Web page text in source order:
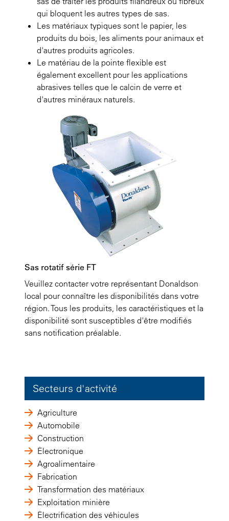
qui bloquent les autres types de sas.
Les matériaux typiques sont le papier, les
produits du bois, les aliments pour animaux et
d'autres produits agricoles.
Le matériau de la pointe flexible est
également excellent pour les applications
abrasives telles que le calcin de verre et
d'autres minéraux naturels.
Sas rotatif série FT
Veuillez contacter votre représentant Donaldson
local pour connaître les disponibilités dans votre
région. Tous les produits, les caractéristiques et la
disponibilité sont susceptibles d'être modifiés
sans notification préalable.
Secteurs d'activité
Agriculture
Automobile
Construction
Électronique
Agroalimentaire
Fabrication
Transformation des matériaux
Exploitation minière
Électrification des véhicules